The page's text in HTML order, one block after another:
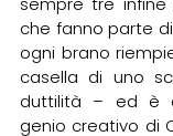
che fanno parte
ogni brano
casella di uno
duttilità – ed è
genio creativo di